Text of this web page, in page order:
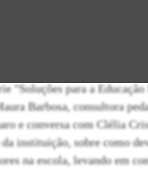
"Soluções para a
Barbosa, consultora
e conversa com Clélia
instituição, sobre como
na escola, levando em